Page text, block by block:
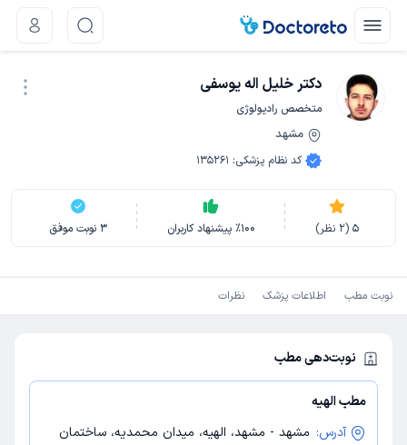
دکتر خلیل اله یوسفی
متخصص رادیولوژی
مشهد
کد نظام پزشکی:
135261
5
(
2 نظر) ٪100 پیشنهاد کاربران 3 نوبت موفق
نوبت مطب اطلاعات پزشک نظرات
نوبت‌دهی مطب
مطب الهیه
آدرس: مشهد - مشهد، الهیه، میدان محمدیه، ساختمان